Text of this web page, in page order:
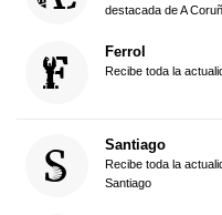
destacada de A
Ferrol
Recibe toda la
Santiago
Recibe toda la
Santiago